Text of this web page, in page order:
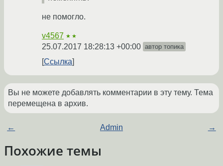
не помогло.
v4567 ★★
25.07.2017 18:28:13 +00:00 автор топика
Ссылка
Вы не можете добавлять комментарии в эту тему. Тема
перемещена в архив.
← Admin →
Похожие темы